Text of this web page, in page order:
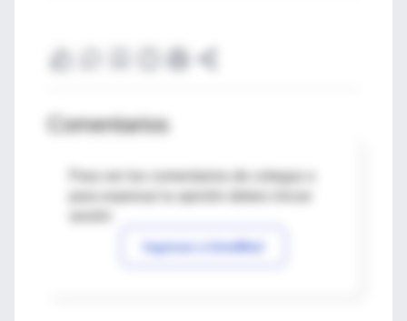
Comentarios
Para ver los comentarios de colegas o
Ingresar a IntraMed